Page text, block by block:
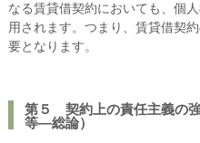
なる賃貸借契約においても、個
用されます。つまり、賃貸借契
要となります。
第５ 契約上の責任主義の
等―総論）